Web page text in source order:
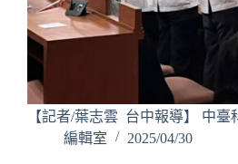
【記者/葉志雲 台中報導】 中
編輯室
2025/04/30